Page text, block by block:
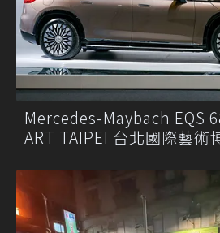
Mercedes-Maybach EQS
ART TAIPEI 台北國際藝術